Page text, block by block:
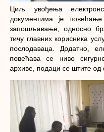
Циљ увођења
документима је
запошљавање, односно
тичу главних корисника
послодаваца. Додатно,
повећава се ниво
архиве, подаци се штите од